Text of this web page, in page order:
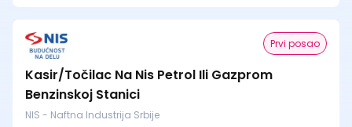
Prvi posao
Kasir/Točilac Na Nis Petrol Ili Gazprom
Benzinskoj Stanici
NIS - Naftna Industrija Srbije